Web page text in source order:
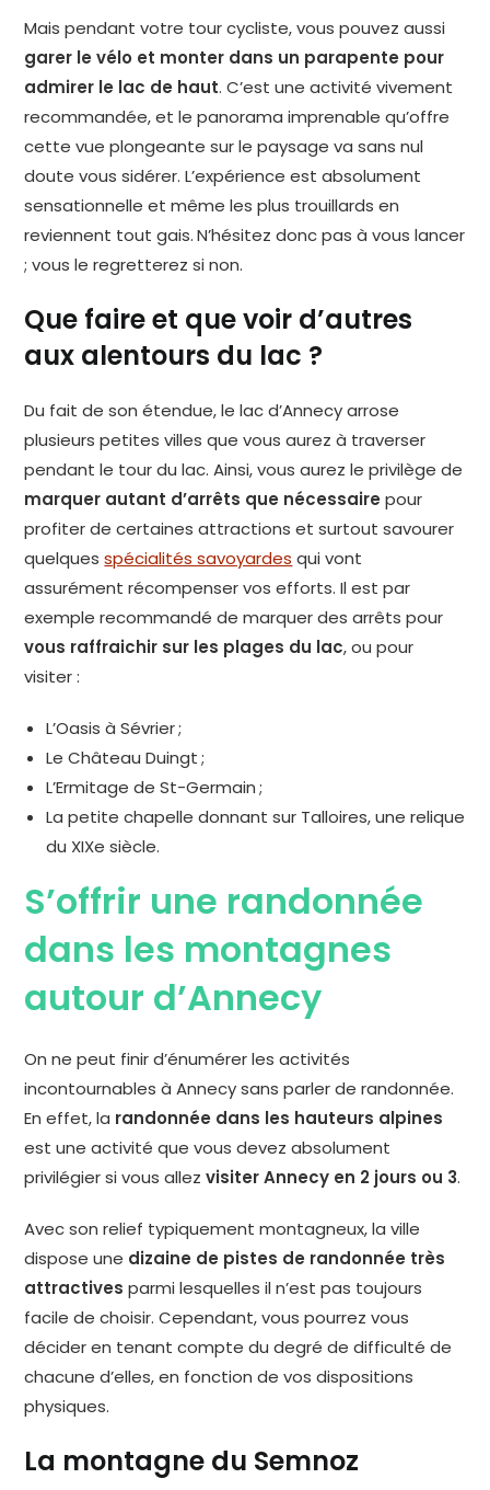
Mais pendant votre tour cycliste, vous pouvez aussi
garer le vélo et monter dans un parapente pour
admirer le lac de haut. C’est une activité vivement
recommandée, et le panorama imprenable qu’offre
cette vue plongeante sur le paysage va sans nul
doute vous sidérer. L’expérience est absolument
sensationnelle et même les plus trouillards en
reviennent tout gais. N’hésitez donc pas à vous lancer
; vous le regretterez si non.
Que faire et que voir d’autres
aux alentours du lac ?
Du fait de son étendue, le lac d’Annecy arrose
plusieurs petites villes que vous aurez à traverser
pendant le tour du lac. Ainsi, vous aurez le privilège de
marquer autant d’arrêts que nécessaire pour
profiter de certaines attractions et surtout savourer
quelquesspécialités savoyardes qui vont
assurément récompenser vos efforts. Il est par
exemple recommandé de marquer des arrêts pour
vous raffraichir sur les plages du lac, ou pour
visiter :
L’Oasis à Sévrier ;
Le Château Duingt ;
L’Ermitage de St-Germain ;
La petite chapelle donnant sur Talloires, une relique
du XIXe siècle.
S’offrir une randonnée
dans les montagnes
autour d’Annecy
On ne peut finir d’énumérer les activités
incontournables à Annecy sans parler de randonnée.
En effet, la randonnée dans les hauteurs alpines
est une activité que vous devez absolument
privilégier si vous allezvisiter Annecy en 2 jours ou 3.
Avec son relief typiquement montagneux, la ville
dispose une dizaine de pistes de randonnée très
attractives parmi lesquelles il n’est pas toujours
facile de choisir. Cependant, vous pourrez vous
décider en tenant compte du degré de difficulté de
chacune d’elles, en fonction de vos dispositions
physiques.
La montagne du Semnoz